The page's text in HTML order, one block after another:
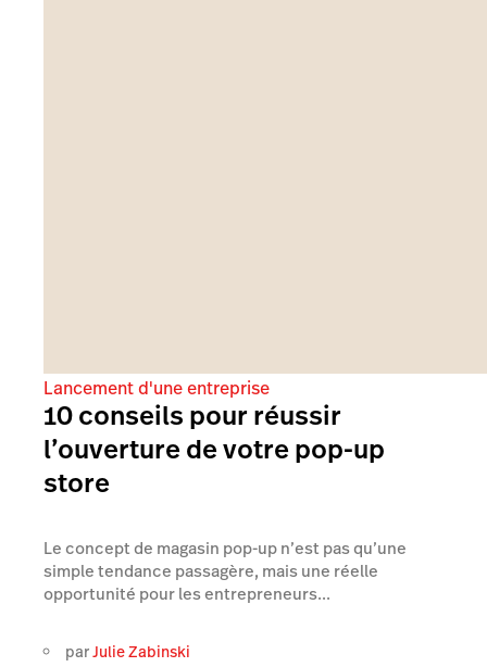
Lancement d'une entreprise
10 conseils pour réussir
l’ouverture de votre pop-up
store
Le concept de magasin pop-up n’est pas qu’une
simple tendance passagère, mais une réelle
opportunité pour les entrepreneurs...
parJulie Zabinski